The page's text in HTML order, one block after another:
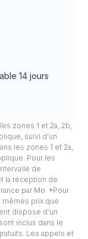
14 jours
zones 1 et 2a, 2b,
suivi d’un
les zones 1 et 2a,
Pour les
de
la réception de
par Mo. *Pour
mêmes prix que
dispose d’un
inclus dans le
Les appels et